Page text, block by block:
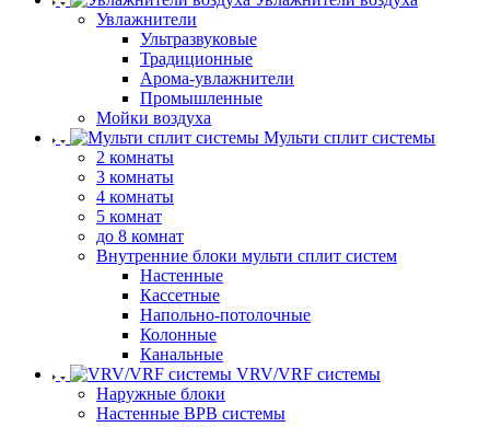
Увлажнители
Ультразвуковые
Традиционные
Арома-увлажнители
Промышленные
Мойки воздуха
Мульти сплит системы
2 комнаты
3 комнаты
4 комнаты
5 комнат
до 8 комнат
Внутренние блоки мульти сплит систем
Настенные
Кассетные
Напольно-потолочные
Колонные
Канальные
VRV/VRF системы
Наружные блоки
Настенные ВРВ системы